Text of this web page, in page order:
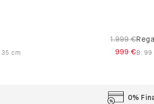
1.999 €
999 €
35 cm B : 99
0%